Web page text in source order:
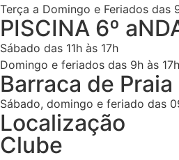
Terça a Domingo e Feriados das
PISCINA 6º
Sábado das 11h às 17h
Domingo e feriados das 9h às 17h
Barraca de Praia
Sábado, domingo e feriado das
Localização
Clube